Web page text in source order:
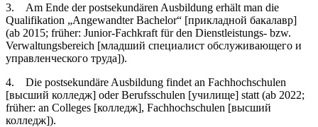
3. Am Ende der postsekundären Ausbildung erhält man die
Qualifikation „Angewandter Bachelor“ [прикладной бакалавр]
(ab 2015; früher: Junior-Fachkraft für den Dienstleistungs- bzw.
Verwaltungsbereich [младший специалист обслуживающего и
управленческого труда]).
4. Die postsekundäre Ausbildung findet an Fachhochschulen
[высший колледж] oder Berufsschulen [училище] statt (ab 2022;
früher: an Colleges [колледж], Fachhochschulen [высший
колледж]).